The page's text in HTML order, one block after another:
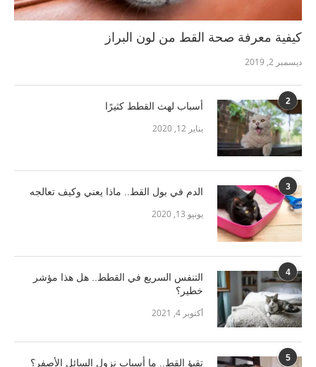
كيفية معرفة صحة القط من لون البراز
ديسمبر 2, 2019
2 أسباب لهث القطط كثيرًا
يناير 12, 2020
3 الدم في بول القط.. ماذا يعني وكيف تعالجه
يونيو 13, 2020
4
التنفس السريع في القطط.. هل هذا مؤشر
خطير؟
أكتوبر 4, 2021
5 تقيؤ القط.. ما أسباب نزول السائل الأصفر؟